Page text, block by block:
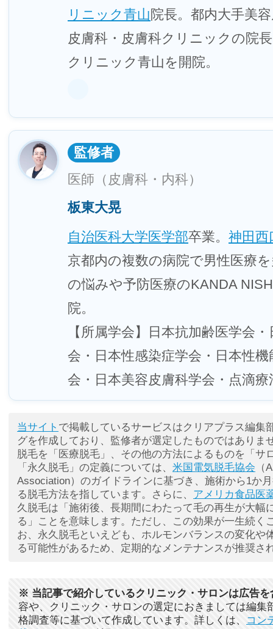
リニック青山 院長。都内大手美
皮膚科・皮膚科クリニックの院
クリニック青山を開院。
監修者
医師（皮膚科・内科）
板東大晃
自治医科大学医学部卒業。 神田
京都内の複数の病院で男性医療
の悩みや予防医療のKANDA
院。
【所属学会】日本抗加齢医学会
会・日本性感染症学会・日本性
会・日本美容皮膚科学会・点滴療
当サイト で掲載しているサービスはクリアプラス編集
グを作成しており、監修者が選定したものではありま
脱毛を「医療脱毛」、その他の方法によるものを「サ
「永久脱毛」の定義については、 米国電気脱毛協会
Association）のガイドラインに基づき、施術から1か
る脱毛方法を指しています。さらに、 アメリカ食品医
久脱毛は「施術後、長期間にわたって毛の再生が大幅
る」ことを意味します。ただし、この効果が一生続く
お、永久脱毛といえども、ホルモンバランスの変化や
る可能性があるため、定期的なメンテナンスが推奨さ
※ 当記事で紹介しているクリニック・サロンは広告を
容や、クリニック・サロンの選定におきましては編集
格調査等に基づいて作成しています。詳しくは、 コン